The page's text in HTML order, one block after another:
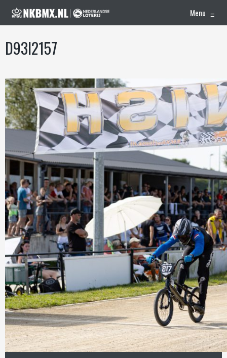
Menu ≡
D93I2157